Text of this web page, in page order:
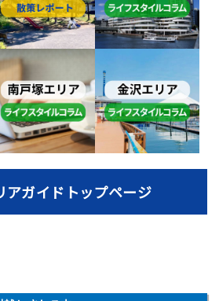
アガイドトップページ